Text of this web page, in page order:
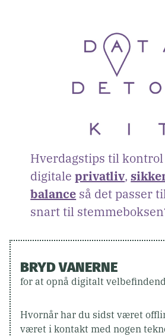
Hverdagstips til
digitaleprivatliv,
balance så det passer
snart til
BRYD VANERNE
for at opnå digitalt
Hvornår har du sidst været
været i kontakt med nogen